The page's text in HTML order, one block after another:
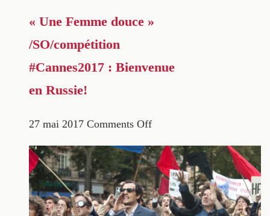
« Une Femme douce »
/SO/compétition
#Cannes2017 : Bienvenue
en Russie!
27 mai 2017 Comments Off